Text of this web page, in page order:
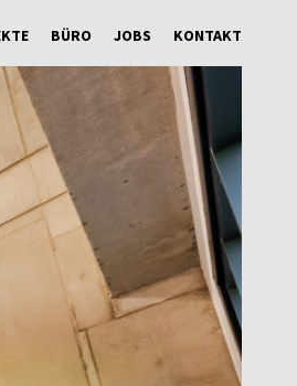
BÜRO JOBS KONTAKT